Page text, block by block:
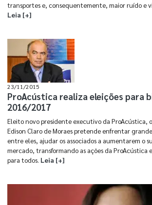
transportes e, consequentemente, maior ruído e
Leia [+]
23/11/2015
ProAcústica realiza eleições para
2016/2017
Eleito novo presidente executivo da ProAcústica,
Edison Claro de Moraes pretende enfrentar
entre eles, ajudar os associados a aumentarem o
mercado, transformando as ações da ProAcústica
para todos. Leia [+]